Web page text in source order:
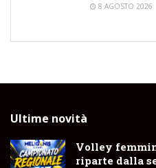
8 AGOSTO 2026
Ultime novità
Volley
riparte dalla